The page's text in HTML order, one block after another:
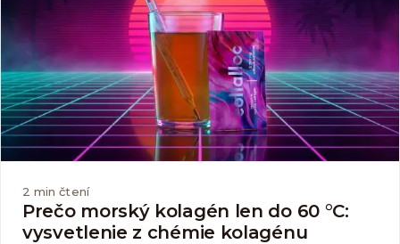
2 min čtení
Prečo morský kolagén len do 60 °C:
vysvetlenie z chémie kolagénu